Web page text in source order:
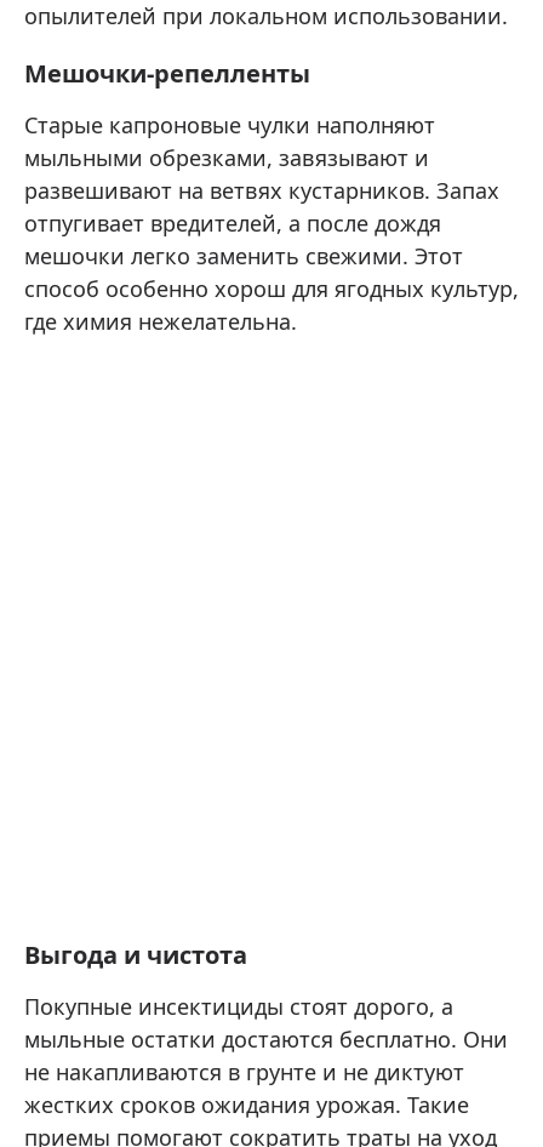
опылителей при локальном использовании.
Мешочки-репелленты
Старые капроновые чулки наполняют
мыльными обрезками, завязывают и
развешивают на ветвях кустарников. Запах
отпугивает вредителей, а после дождя
мешочки легко заменить свежими. Этот
способ особенно хорош для ягодных культур,
где химия нежелательна.
Выгода и чистота
Покупные инсектициды стоят дорого, а
мыльные остатки достаются бесплатно. Они
не накапливаются в грунте и не диктуют
жестких сроков ожидания урожая. Такие
приемы помогают сократить траты на уход